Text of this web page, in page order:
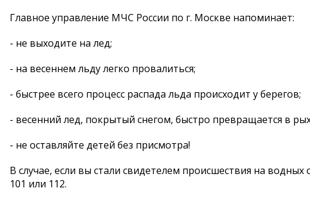
Главное управление МЧС России по г. Москве напоминает:
- не выходите на лед;
- на весеннем льду легко провалиться;
- быстрее всего процесс распада льда происходит у берегов;
- весенний лед, покрытый снегом, быстро превращается в
- не оставляйте детей без присмотра!
В случае, если вы стали свидетелем происшествия на
101 или 112.